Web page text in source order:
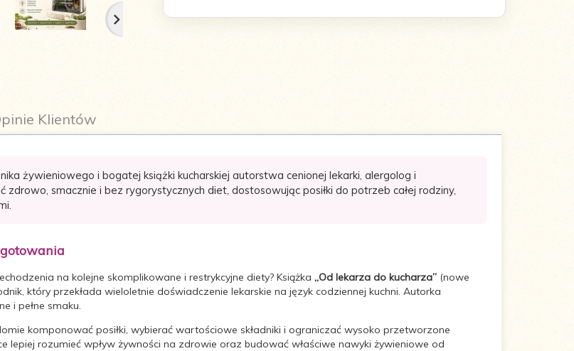
Klientów
żywieniowego i bogatej książki kucharskiej autorstwa cenionej lekarki, alergolog i
zdrowo, smacznie i bez rygorystycznych diet, dostosowując posiłki do potrzeb całej rodziny,
na kolejne skomplikowane i restrykcyjne diety? Książka „Od lekarza do kucharza” (nowe
który przekłada wieloletnie doświadczenie lekarskie na język codziennej kuchni. Autorka
i pełne smaku.
komponować posiłki, wybierać wartościowe składniki i ograniczać wysoko przetworzone
lepiej rozumieć wpływ żywności na zdrowie oraz budować właściwe nawyki żywieniowe od